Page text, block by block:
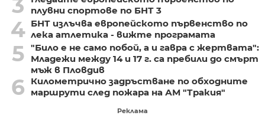
3
плувни спортове по БНТ 3
4 БНТ излъчва европейското първенство по
лека атлетика - вижте програмата
5 "Било е не само побой, а и гавра с жертвата":
Младежи между 14 и 17 г. са пребили до смърт
мъж в Пловдив
6
Километрично задръстване по обходните
маршрути след пожара на АМ "Тракия"
Реклама